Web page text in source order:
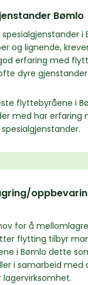
Bømlo
i
og lignende,
erfaring med
dyre gjenstander.
flyttebyråene i
med har erfaring
for å mellomlagre
flytting tilbyr
i Bømlo dette
i samarbeid med
lagervirksomhet.